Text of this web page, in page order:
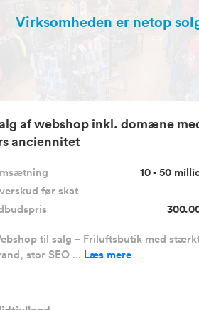
Virksomheden er netop
af webshop inkl. domæne
anciennitet
10 - 50
før skat
til salg – Friluftsbutik med
stor SEO ... Læs mere